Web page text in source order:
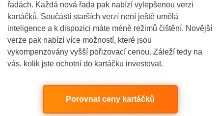
řadách. Každá nová řada pak nabízí vylepšenou verzi
kartáčků. Součástí starších verzí není ještě umělá
inteligence a k dispozici máte méně režimů čištění. Novější
verze pak nabízí více možností, které jsou
vykompenzovány vyšší pořizovací cenou. Záleží tedy na
vás, kolik jste ochotní do kartáčku investovat.
Porovnat ceny kartáčků